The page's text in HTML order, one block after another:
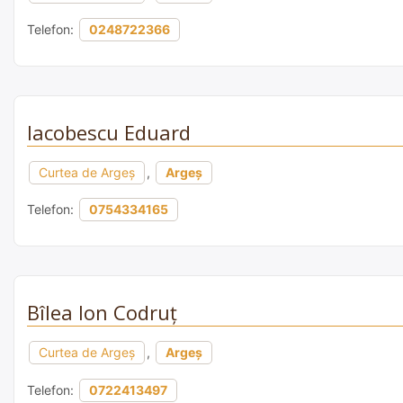
Telefon: 0248722366
Iacobescu Eduard
Curtea de Argeș , Argeș
Telefon: 0754334165
Bîlea Ion Codruț
Curtea de Argeș , Argeș
Telefon: 0722413497